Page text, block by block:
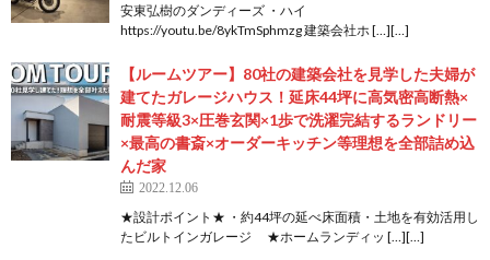
安東弘樹のダンディーズ ・ハイ
https://youtu.be/8ykTmSphmzg 建築会社ホ […][…]
【ルームツアー】80社の建築会社を見学した夫婦が
建てたガレージハウス！延床44坪に高気密高断熱×
耐震等級3×圧巻玄関×1歩で洗濯完結するランドリー
×最高の書斎×オーダーキッチン等理想を全部詰め込
んだ家
2022.12.06
★設計ポイント★ ・約44坪の延べ床面積・土地を有効活用し
たビルトインガレージ ★ホームランディッ […][…]